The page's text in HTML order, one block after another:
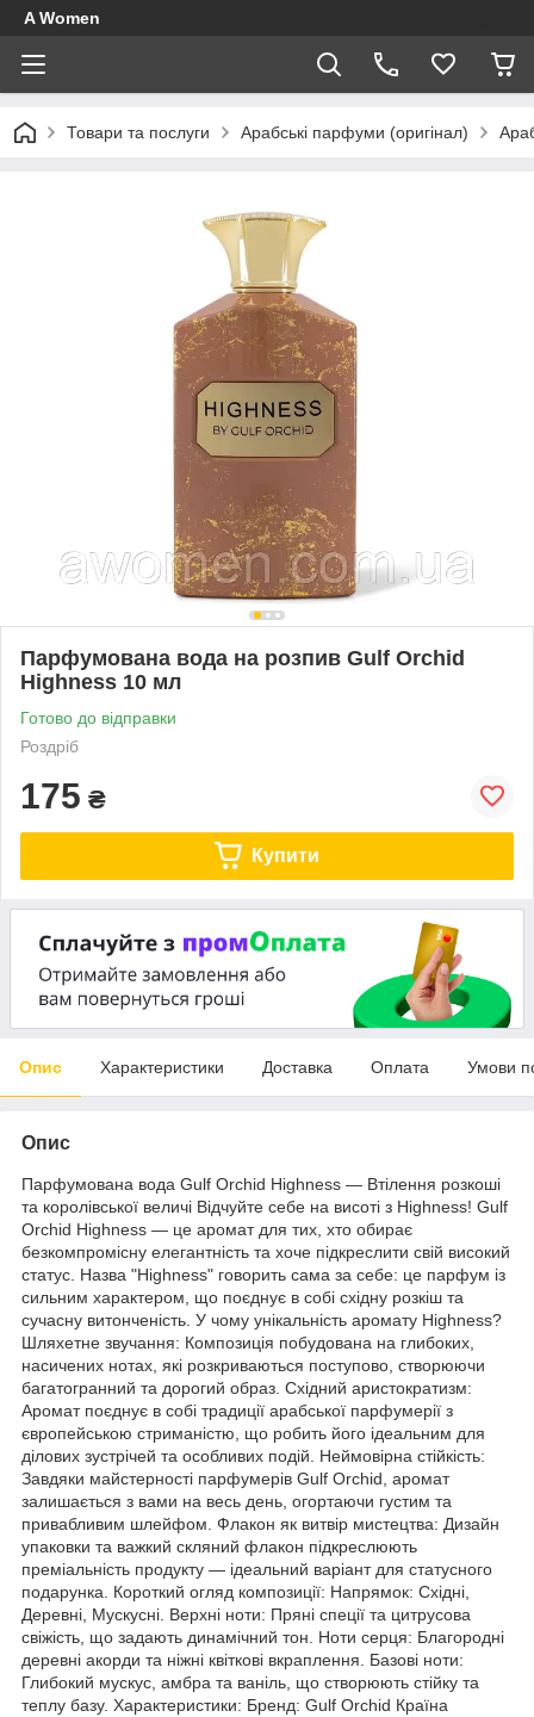
A Women
Товари та послуги Арабські парфуми (оригінал)
Парфумована вода на розпив Gulf Orchid
Highness 10 мл
Готово до відправки
Роздріб
175 ₴
Купити
Опис Характеристики Доставка Оплата Умови
Опис
Парфумована вода Gulf Orchid Highness — Втілення розкоші
та королівської величі Відчуйте себе на висоті з Highness! Gulf
Orchid Highness — це аромат для тих, хто обирає
безкомпромісну елегантність та хоче підкреслити свій високий
статус. Назва "Highness" говорить сама за себе: це парфум із
сильним характером, що поєднує в собі східну розкіш та
сучасну витонченість. У чому унікальність аромату Highness?
Шляхетне звучання: Композиція побудована на глибоких,
насичених нотах, які розкриваються поступово, створюючи
багатогранний та дорогий образ. Східний аристократизм:
Аромат поєднує в собі традиції арабської парфумерії з
європейською стриманістю, що робить його ідеальним для
ділових зустрічей та особливих подій. Неймовірна стійкість:
Завдяки майстерності парфумерів Gulf Orchid, аромат
залишається з вами на весь день, огортаючи густим та
привабливим шлейфом. Флакон як витвір мистецтва: Дизайн
упаковки та важкий скляний флакон підкреслюють
преміальність продукту — ідеальний варіант для статусного
подарунка. Короткий огляд композиції: Напрямок: Східні,
Деревні, Мускусні. Верхні ноти: Пряні спеції та цитрусова
свіжість, що задають динамічний тон. Ноти серця: Благородні
деревні акорди та ніжні квіткові вкраплення. Базові ноти:
Глибокий мускус, амбра та ваніль, що створюють стійку та
теплу базу. Характеристики: Бренд: Gulf Orchid Країна